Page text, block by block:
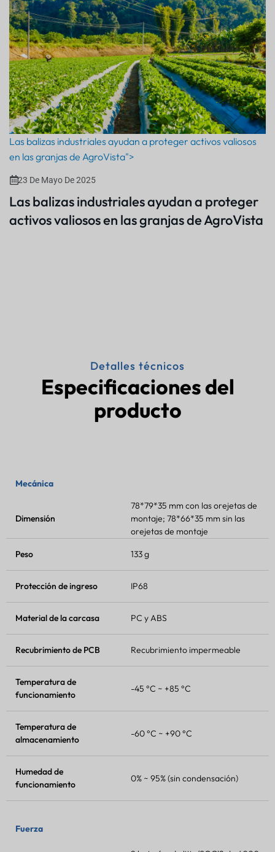
Las balizas industriales ayudan a proteger activos valiosos
en las granjas de AgroVista">
23 De Mayo De 2025
Las balizas industriales ayudan a proteger
activos valiosos en las granjas de AgroVista
Detalles técnicos
Especificaciones del
producto
Mecánica
Dimensión
78*79*35 mm con las orejetas de
montaje; 78*66*35 mm sin las
orejetas de montaje
Peso 133 g
Protección de ingreso IP68
Material de la carcasa PC y ABS
Recubrimiento de PCB Recubrimiento impermeable
Temperatura de
funcionamiento
-45 °C ~ +85 °C
Temperatura de
almacenamiento
-60 °C ~ +90 °C
Humedad de
funcionamiento
0% ~ 95% (sin condensación)
Fuerza